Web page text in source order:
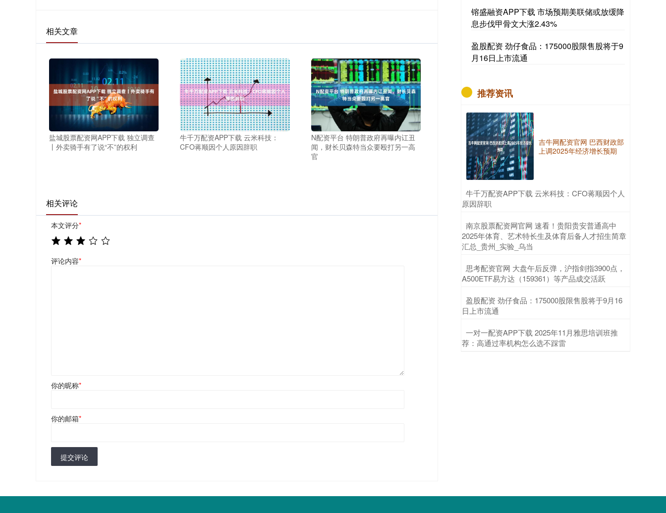
相关文章
盐城股票配资网APP下载 独立调查
丨外卖骑手有了说“不”的权利
牛千万配资APP下载 云米科技：
CFO蒋顺因个人原因辞职
N配资平台 特朗普政府再曝内讧丑
闻，财长贝森特当众要殴打另一高
官
相关评论
本文评分*
评论内容*
你的昵称*
你的邮箱*
提交评论
镕盛融资APP下载 市场预期美联储或放缓降
息步伐甲骨文大涨2.43%
盈股配资 劲仔食品：175000股限售股将于9
月16日上市流通
推荐资讯
吉牛网配资官网 巴西财政部
上调2025年经济增长预期
​牛千万配资APP下载 云米科技：CFO蒋顺因个人
原因辞职
​南京股票配资网官网 速看！贵阳贵安普通高中
2025年体育、艺术特长生及体育后备人才招生简章
汇总_贵州_实验_乌当
​思考配资官网 大盘午后反弹，沪指剑指3900点，
A500ETF易方达（159361）等产品成交活跃
​盈股配资 劲仔食品：175000股限售股将于9月16
日上市流通
​一对一配资APP下载 2025年11月雅思培训班推
荐：高通过率机构怎么选不踩雷